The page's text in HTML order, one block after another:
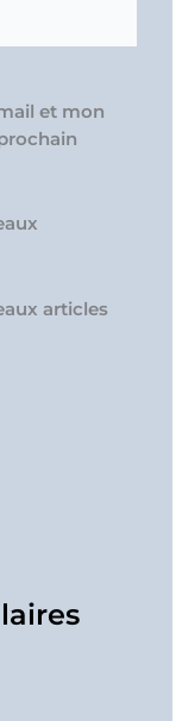
et mon
articles